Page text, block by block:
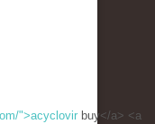
">acyclovir buy</a> <a